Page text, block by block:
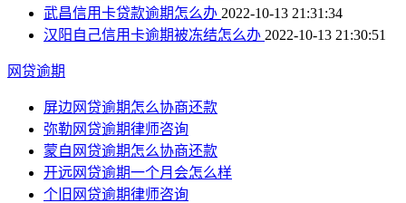
武昌信用卡贷款逾期怎么办 2022-10-13 21:31:34
汉阳自己信用卡逾期被冻结怎么办 2022-10-13 21:30:51
网贷逾期
屏边网贷逾期怎么协商还款
弥勒网贷逾期律师咨询
蒙自网贷逾期怎么协商还款
开远网贷逾期一个月会怎么样
个旧网贷逾期律师咨询